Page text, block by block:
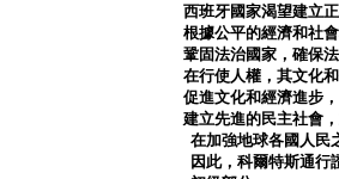
西班牙國家渴望建立
根據公平的經濟和社
鞏固法治國家，確保
在行使人權，其文化
促進文化和經濟進步
建立先進的民主社會
在加強地球各國人民
因此，科爾特斯通行